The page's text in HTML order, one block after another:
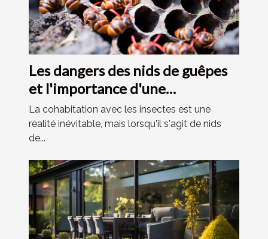
Les dangers des nids de guêpes
et l'importance d'une
intervention professionnelle
La cohabitation avec les insectes est une
réalité inévitable, mais lorsqu'il s'agit de nids
de...